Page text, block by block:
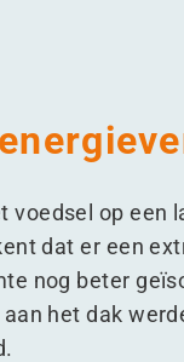
voedsel op een
dat er een
nog beter
het dak